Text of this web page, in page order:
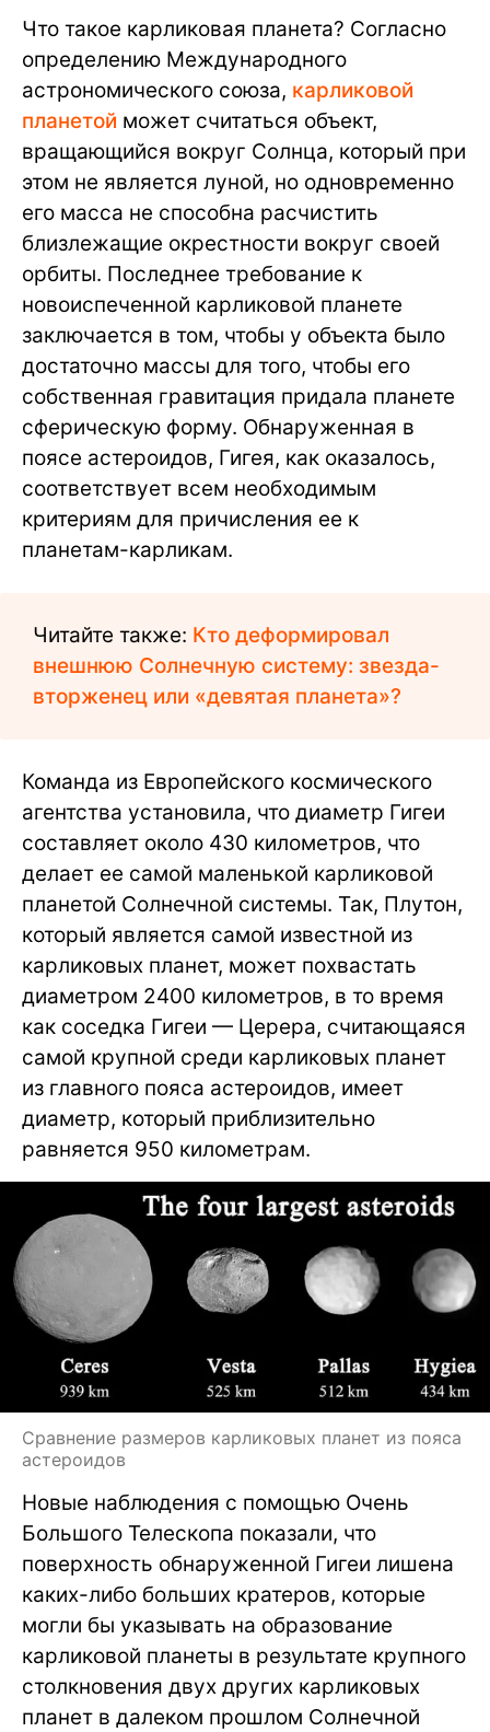
Что такое карликовая планета? Согласно
определению Международного
астрономического союза, карликовой
планетой может считаться объект,
вращающийся вокруг Солнца, который при
этом не является луной, но одновременно
его масса не способна расчистить
близлежащие окрестности вокруг своей
орбиты. Последнее требование к
новоиспеченной карликовой планете
заключается в том, чтобы у объекта было
достаточно массы для того, чтобы его
собственная гравитация придала планете
сферическую форму. Обнаруженная в
поясе астероидов, Гигея, как оказалось,
соответствует всем необходимым
критериям для причисления ее к
планетам-карликам.
Читайте также: Кто деформировал
внешнюю Солнечную систему: звезда-
вторженец или «девятая планета»?
Команда из Европейского космического
агентства установила, что диаметр Гигеи
составляет около 430 километров, что
делает ее самой маленькой карликовой
планетой Солнечной системы. Так, Плутон,
который является самой известной из
карликовых планет, может похвастать
диаметром 2400 километров, в то время
как соседка Гигеи — Церера, считающаяся
самой крупной среди карликовых планет
из главного пояса астероидов, имеет
диаметр, который приблизительно
равняется 950 километрам.
Сравнение размеров карликовых планет из пояса
астероидов
Новые наблюдения с помощью Очень
Большого Телескопа показали, что
поверхность обнаруженной Гигеи лишена
каких-либо больших кратеров, которые
могли бы указывать на образование
карликовой планеты в результате крупного
столкновения двух других карликовых
планет в далеком прошлом Солнечной